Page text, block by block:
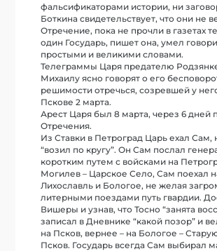
фальсификаторами истории, ни
Боткина свидетельствует, что они не
Отречение, пока не прочли в газетах
один Государь, пишет она, умел
простыми и великими словами.
Телеграммы Царя предателю
Михаилу ясно говорят о его
решимости отречься, созревшей у
Пскове 2 марта.
Арест Царя был 8 марта, через 6 дней
Отречения.
Из Ставки в Петроград Царь ехал Сам,
“возил по кругу”. Он Сам послал
коротким путем с войсками на
Могилев – Царское Село, Сам поехал
Лихославль и Бологое, не желая
литерными поездами путь гвардии.
Вишеры и узнав, что Тосно “занята
записал в Дневнике “какой позор” и
на Псков, вернее – на Бологое –
Псков. Государь всегда Сам выбирал